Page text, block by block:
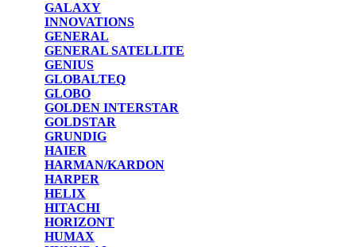
GALAXY
INNOVATIONS
GENERAL
GENERAL SATELLITE
GENIUS
GLOBALTEQ
GLOBO
GOLDEN INTERSTAR
GOLDSTAR
GRUNDIG
HAIER
HARMAN/KARDON
HARPER
HELIX
HITACHI
HORIZONT
HUMAX